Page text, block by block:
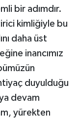
bir adımdır.
kimliğiyle bu
daha üst
inancımız
duyulduğu
devam
yürekten